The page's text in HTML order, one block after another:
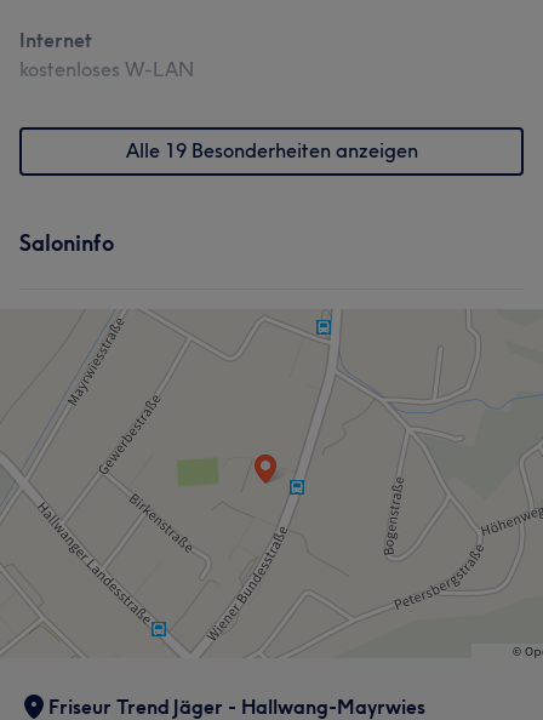
Internet
kostenloses W-LAN
Alle 19 Besonderheiten anzeigen
Saloninfo
Friseur Trend Jäger - Hallwang-Mayrwies